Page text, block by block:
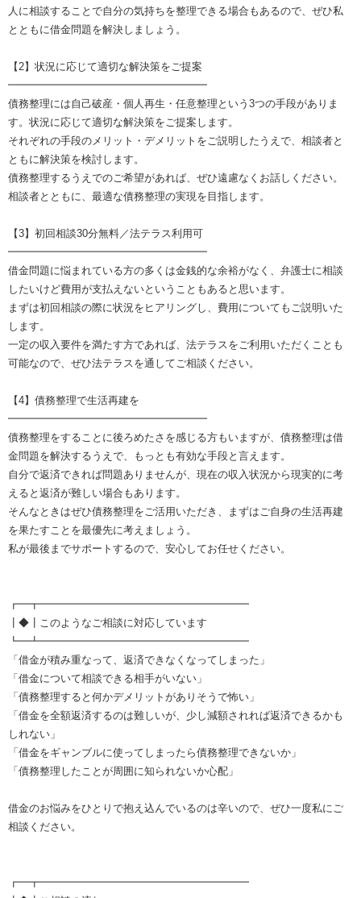
人に相談することで自分の気持ちを整理できる場合もあるので、ぜひ私
とともに借金問題を解決しましょう。
【2】状況に応じて適切な解決策をご提案
━━━━━━━━━━━━━━━━━━━
債務整理には自己破産・個人再生・任意整理という3つの手段がありま
す。状況に応じて適切な解決策をご提案します。
それぞれの手段のメリット・デメリットをご説明したうえで、相談者と
ともに解決策を検討します。
債務整理するうえでのご希望があれば、ぜひ遠慮なくお話しください。
相談者とともに、最適な債務整理の実現を目指します。
【3】初回相談30分無料／法テラス利用可
━━━━━━━━━━━━━━━━━━━
借金問題に悩まれている方の多くは金銭的な余裕がなく、弁護士に相談
したいけど費用が支払えないということもあると思います。
まずは初回相談の際に状況をヒアリングし、費用についてもご説明いた
します。
一定の収入要件を満たす方であれば、法テラスをご利用いただくことも
可能なので、ぜひ法テラスを通してご相談ください。
【4】債務整理で生活再建を
━━━━━━━━━━━━━━━━━━━
債務整理をすることに後ろめたさを感じる方もいますが、債務整理は借
金問題を解決するうえで、もっとも有効な手段と言えます。
自分で返済できれば問題ありませんが、現在の収入状況から現実的に考
えると返済が難しい場合もあります。
そんなときはぜひ債務整理をご活用いただき、まずはご自身の生活再建
を果たすことを最優先に考えましょう。
私が最後までサポートするので、安心してお任せください。
┏━┳━━━━━━━━━━━━━━━━━━━━
┃◆┃このようなご相談に対応しています
┗━┻━━━━━━━━━━━━━━━━━━━━
「借金が積み重なって、返済できなくなってしまった」
「借金について相談できる相手がいない」
「債務整理すると何かデメリットがありそうで怖い」
「借金を全額返済するのは難しいが、少し減額されれば返済できるかも
しれない」
「借金をギャンブルに使ってしまったら債務整理できないか」
「債務整理したことが周囲に知られないか心配」
借金のお悩みをひとりで抱え込んでいるのは辛いので、ぜひ一度私にご
相談ください。
┏━┳━━━━━━━━━━━━━━━━━━━━